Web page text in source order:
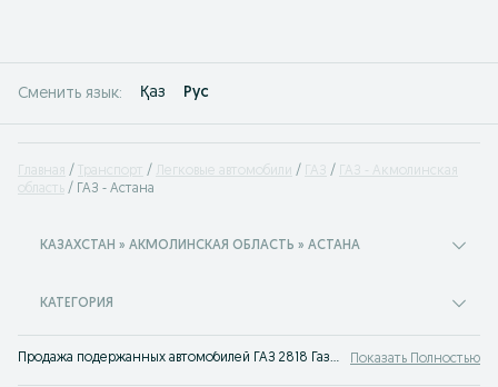
Сменить язык: Қаз Рус
Главная Транспорт Легковые автомобили ГАЗ
ГАЗ - Акмолинская
область
ГАЗ - Астана
КАЗАХСТАН » АКМОЛИНСКАЯ ОБЛАСТЬ » АСТАНА
КАТЕГОРИЯ
Продажа подержанных автомобилей ГАЗ 2818 Газель Астана. На популярном сервисе объявлений OLX Астана вы легко сможете купить ГАЗ 2818 Газель или просто узнать цены на авто с пробегом. Твой автомобиль ждет тебя на OLX! Показать Полностью